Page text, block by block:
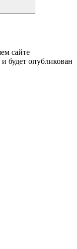
сайте
будет опубликован